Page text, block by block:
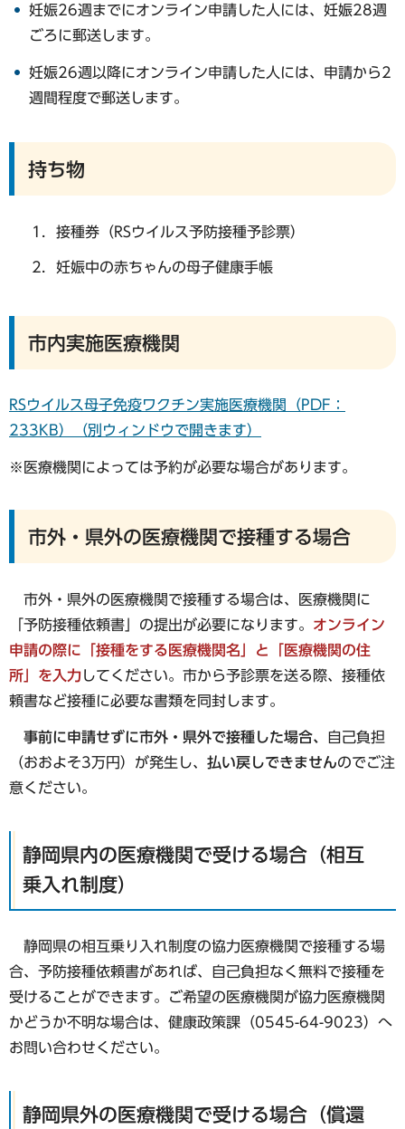
妊娠26週までにオンライン申請した人には、妊娠28週
ごろに郵送します。
妊娠26週以降にオンライン申請した人には、申請から2
週間程度で郵送します。
持ち物
接種券（RSウイルス予防接種予診票）
妊娠中の赤ちゃんの母子健康手帳
市内実施医療機関
RSウイルス母子免疫ワクチン実施医療機関（PDF：
233KB）（別ウィンドウで開きます）
※医療機関によっては予約が必要な場合があります。
市外・県外の医療機関で接種する場合
市外・県外の医療機関で接種する場合は、医療機関に
「予防接種依頼書」の提出が必要になります。 オンライン
申請の際に「接種をする医療機関名」と「医療機関の住
所」を入力してください。市から予診票を送る際、接種依
頼書など接種に必要な書類を同封します。
事前に申請せずに市外・県外で接種した場合、
自己負担
（おおよそ3万円）が発生し、 払い戻しできませんのでご注
意ください。
静岡県内の医療機関で受ける場合（相互
乗入れ制度）
静岡県の相互乗り入れ制度の協力医療機関で接種する場
合、予防接種依頼書があれば、自己負担なく無料で接種を
受けることができます。ご希望の医療機関が協力医療機関
かどうか不明な場合は、健康政策課（0545-64-9023）へ
お問い合わせください。
静岡県外の医療機関で受ける場合（償還